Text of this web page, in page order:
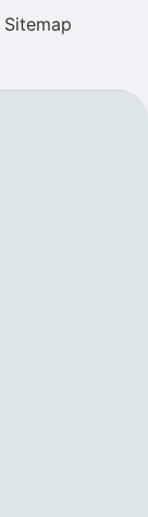
Sitemap